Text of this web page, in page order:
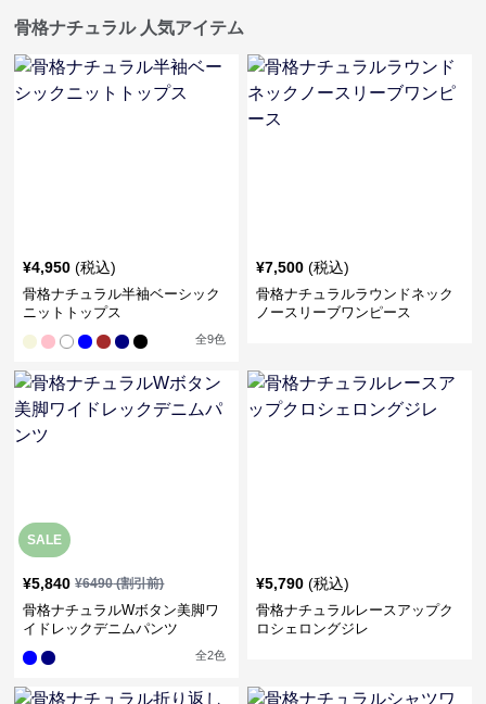
骨格ナチュラル 人気アイテム
¥4,950 (税込)
骨格ナチュラル半袖ベーシック
ニットトップス
全9色
¥7,500 (税込)
骨格ナチュラルラウンドネック
ノースリーブワンピース
SALE
¥5,840 ¥6490(割引前)
骨格ナチュラルWボタン美脚ワ
イドレックデニムパンツ
全2色
¥5,790 (税込)
骨格ナチュラルレースアップク
ロシェロングジレ